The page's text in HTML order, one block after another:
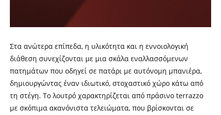
Στα ανώτερα επίπεδα, η υλικότητα και η εννοιολογική
διάθεση συνεχίζονται με μια σκάλα εναλλασσόμενων
πατημάτων που οδηγεί σε πατάρι με αυτόνομη μπανιέρα,
δημιουργώντας έναν ιδιωτικό, στοχαστικό χώρο κάτω από
τη στέγη. Το λουτρό χαρακτηρίζεται από πράσινο terrazzo
με σκόπιμα ακανόνιστα τελειώματα, που βρίσκονται σε